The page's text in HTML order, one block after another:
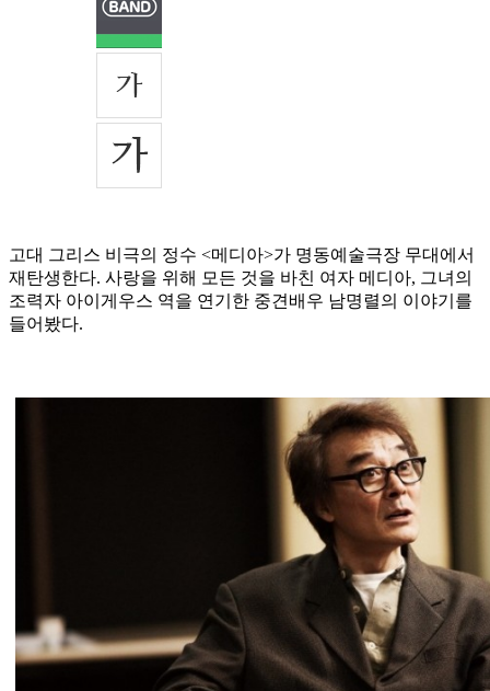
고대 그리스 비극의 정수 <메디아>가 명동예술극장 무대에서
재탄생한다. 사랑을 위해 모든 것을 바친 여자 메디아, 그녀의
조력자 아이게우스 역을 연기한 중견배우 남명렬의 이야기를
들어봤다.